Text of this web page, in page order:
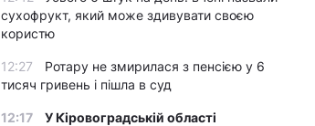
сухофрукт, який може здивувати своєю
користю
12:27
Ротару не змирилася з пенсією у 6
тисяч гривень і пішла в суд
12:17
У Кіровоградській області